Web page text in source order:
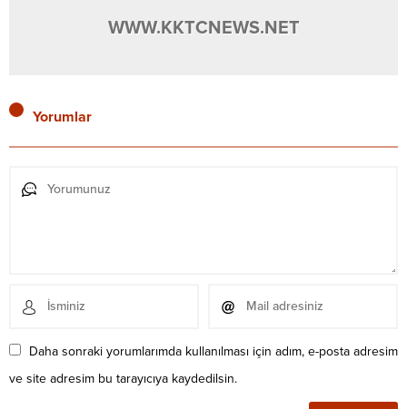
WWW.KKTCNEWS.NET
Yorumlar
Daha sonraki yorumlarımda kullanılması için adım, e-posta adresim
ve site adresim bu tarayıcıya kaydedilsin.